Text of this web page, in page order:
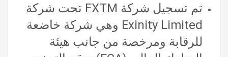
تم تسجيل شركة FXTM تحت شركة
Exinity Limited وهي شركة خاضعة
للرقابة ومرخصة من جانب هيئة